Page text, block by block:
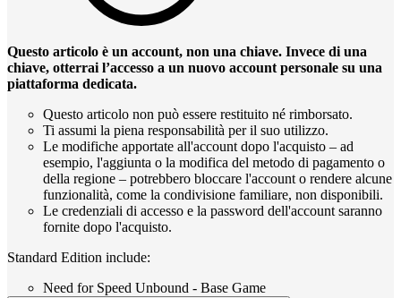
Questo articolo è un account, non una chiave. Invece di una
chiave, otterrai l’accesso a un nuovo account personale su una
piattaforma dedicata.
Questo articolo non può essere restituito né rimborsato.
Ti assumi la piena responsabilità per il suo utilizzo.
Le modifiche apportate all'account dopo l'acquisto – ad
esempio, l'aggiunta o la modifica del metodo di pagamento o
della regione – potrebbero bloccare l'account o rendere alcune
funzionalità, come la condivisione familiare, non disponibili.
Le credenziali di accesso e la password dell'account saranno
fornite dopo l'acquisto.
Standard Edition include:
Need for Speed Unbound - Base Game